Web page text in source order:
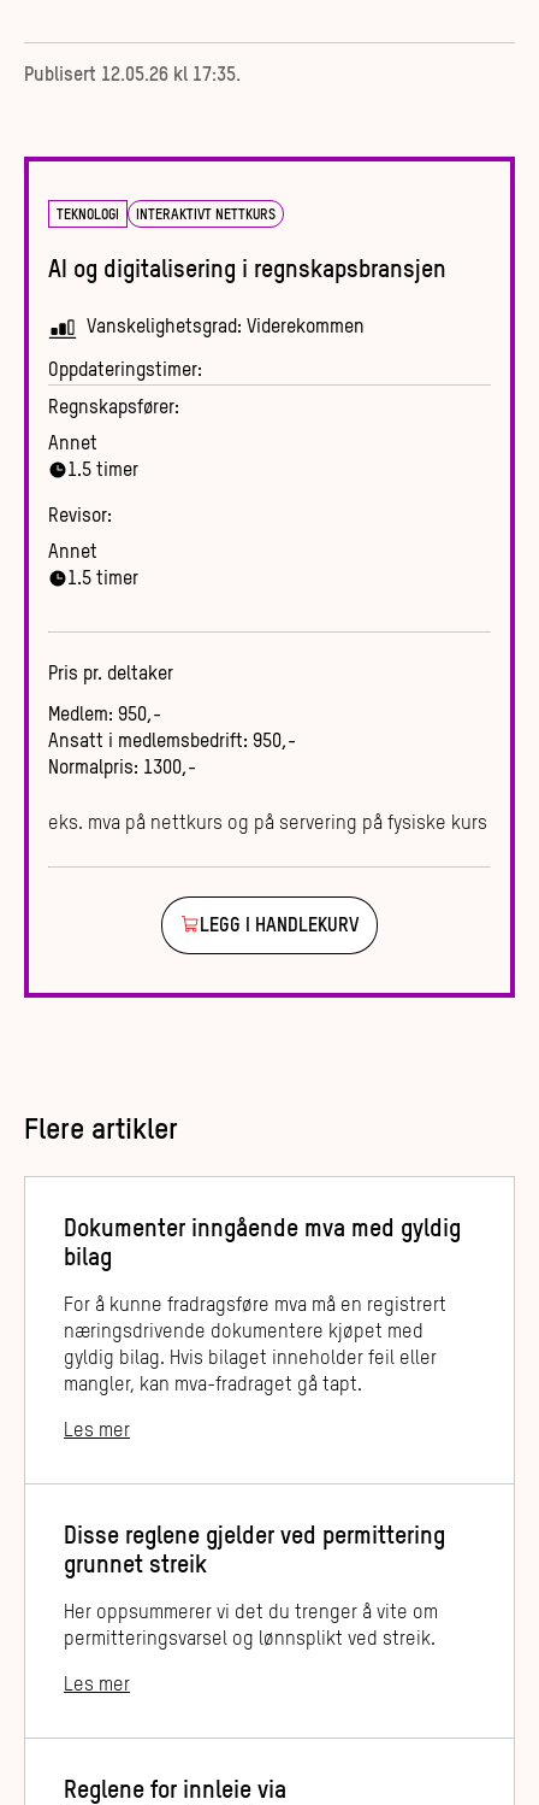
Publisert 12.05.26 kl 17:35.
TEKNOLOGI INTERAKTIVT NETTKURS
AI og digitalisering i regnskapsbransjen
Vanskelighetsgrad: Viderekommen
Oppdateringstimer:
Regnskapsfører:
Annet
1.5 timer
Revisor:
Annet
1.5 timer
Pris pr. deltaker
Medlem: 950,-
Ansatt i medlemsbedrift: 950,-
Normalpris: 1300,-
eks. mva på nettkurs og på servering på fysiske kurs
LEGG I HANDLEKURV
Flere artikler
Dokumenter inngående mva med gyldig
bilag
For å kunne fradragsføre mva må en registrert
næringsdrivende dokumentere kjøpet med
gyldig bilag. Hvis bilaget inneholder feil eller
mangler, kan mva-fradraget gå tapt.
Les mer
Disse reglene gjelder ved permittering
grunnet streik
Her oppsummerer vi det du trenger å vite om
permitteringsvarsel og lønnsplikt ved streik.
Les mer
Reglene for innleie via